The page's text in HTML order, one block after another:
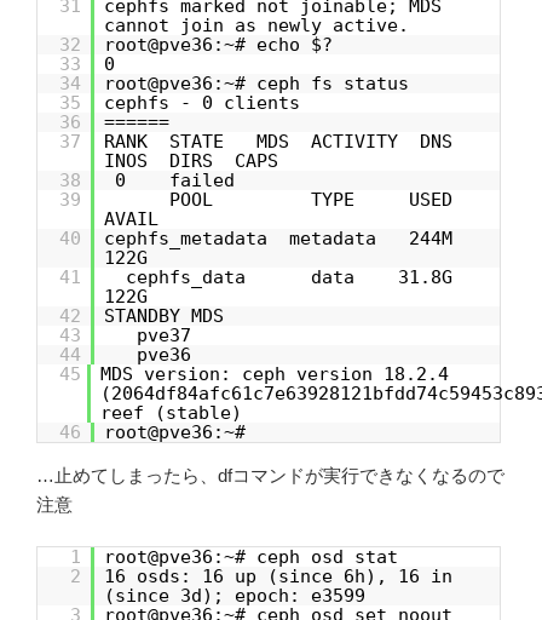
31
cephfs marked not joinable; MDS
cannot join as newly active.
32
root@pve36:~# echo $?
33
0
34
root@pve36:~# ceph fs status
35
cephfs - 0 clients
36
======
37
RANK STATE MDS ACTIVITY DNS
INOS DIRS CAPS
38
0 failed
39
POOL TYPE USED
AVAIL
40
cephfs_metadata metadata 244M
122G
41
cephfs_data data 31.8G
122G
42
STANDBY MDS
43
pve37
44
pve36
45
MDS version: ceph version 18.2.4
reef (stable)
46
root@pve36:~#
…止めてしまったら、dfコマンドが実行できなくなるので
注意
1
root@pve36:~# ceph osd stat
2
16 osds: 16 up (since 6h), 16 in
(since 3d); epoch: e3599
3
root@pve36:~# ceph osd set noout